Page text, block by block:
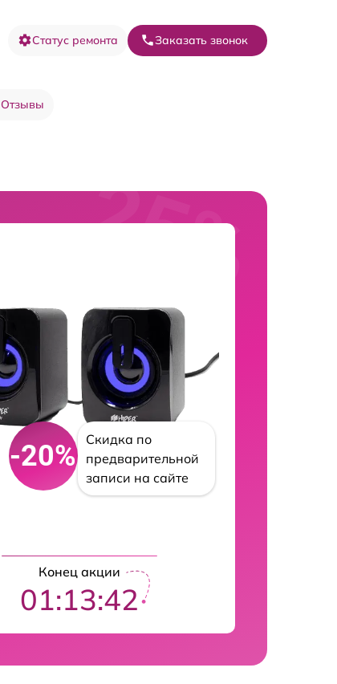
Статус ремонта Заказать звонок
Отзывы
-20%
Скидка по
предварительной
записи на сайте
Конец акции
01:13:41